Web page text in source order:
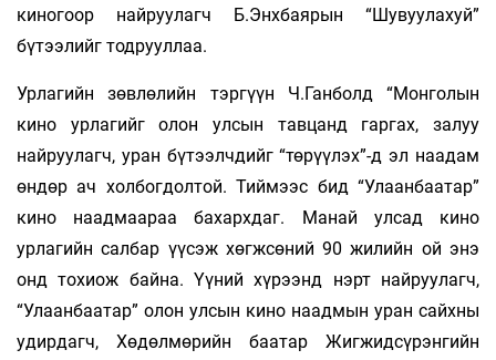
киногоор найруулагч Б.Энхбаярын “Шувуулахуй”
бүтээлийг тодрууллаа.
Урлагийн зөвлөлийн тэргүүн Ч.Ганболд “Монголын
кино урлагийг олон улсын тавцанд гаргах, залуу
найруулагч, уран бүтээлчдийг “төрүүлэх”-д эл наадам
өндөр ач холбогдолтой. Тиймээс бид “Улаанбаатар”
кино наадмаараа бахархдаг. Манай улсад кино
урлагийн салбар үүсэж хөгжсөний 90 жилийн ой энэ
онд тохиож байна. Үүний хүрээнд нэрт найруулагч,
“Улаанбаатар” олон улсын кино наадмын уран сайхны
удирдагч, Хөдөлмөрийн баатар Жигжидсүрэнгийн